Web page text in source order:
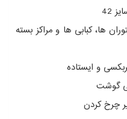
42
ها، کبابی‌ ها و مراکز بسته‌
و ایستاده
گوشت
چرخ‌ کردن